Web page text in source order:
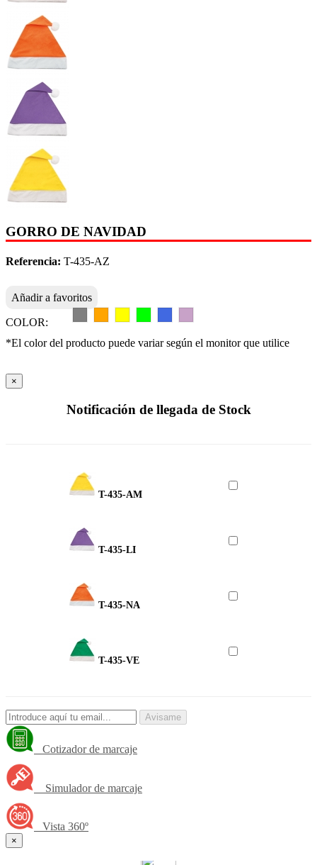
GORRO DE NAVIDAD
Referencia: T-435-AZ
Añadir a favoritos
COLOR:
*El color del producto puede variar según el monitor que utilice
×
Notificación de llegada de Stock
T-435-AM
T-435-LI
T-435-NA
T-435-VE
Avisame
Cotizador de marcaje
Simulador de marcaje
Vista 360º
×